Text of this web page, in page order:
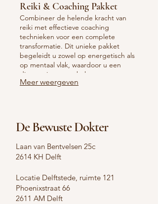
Reiki & Coaching Pakket
Combineer de helende kracht van
reiki met effectieve coaching
technieken voor een complete
transformatie. Dit unieke pakket
begeleidt u zowel op energetisch als
op mentaal vlak, waardoor u een
dieper niveau van balans en
zelfbewustzijn bereikt. Ervaar een
Meer weergeven
De Bewuste Dokter
Laan van Bentvelsen 25c
2614 KH Delft
Locatie Delftstede, ruimte 121
Phoenixstraat 66
2611 AM Delft